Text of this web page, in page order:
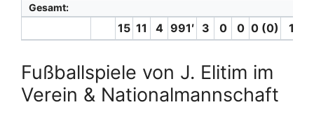
Gesamt:
15 11 4 991′ 3 0 0 0 (0) 1
Fußballspiele von J. Elitim im
Verein & Nationalmannschaft